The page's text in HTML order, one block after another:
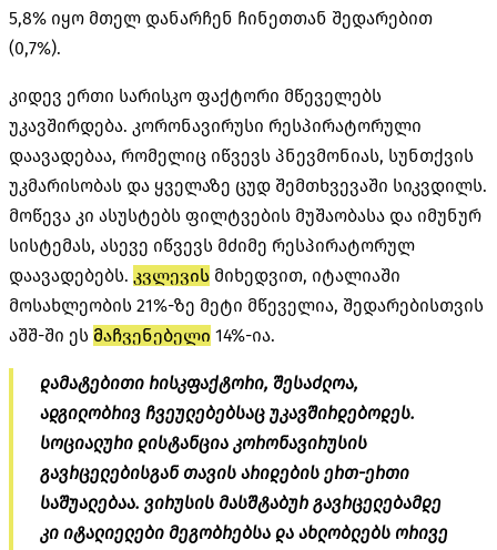
5,8% იყო მთელ დანარჩენ ჩინეთთან შედარებით
(0,7%).
კიდევ ერთი სარისკო ფაქტორი მწეველებს
უკავშირდება. კორონავირუსი რესპირატორული
დაავადებაა, რომელიც იწვევს პნევმონიას, სუნთქვის
უკმარისობას და ყველაზე ცუდ შემთხვევაში სიკვდილს.
მოწევა კი ასუსტებს ფილტვების მუშაობასა და იმუნურ
სისტემას, ასევე იწვევს მძიმე რესპირატორულ
დაავადებებს. კვლევის მიხედვით, იტალიაში
მოსახლეობის 21%-ზე მეტი მწეველია, შედარებისთვის
აშშ-ში ეს მაჩვენებელი 14%-ია.
დამატებითი რისკფაქტორი, შესაძლოა,
ადგილობრივ ჩვეულებებსაც უკავშირდებოდეს.
სოციალური დისტანცია კორონავირუსის
გავრცელებისგან თავის არიდების ერთ-ერთი
საშუალებაა. ვირუსის მასშტაბურ გავრცელებამდე
კი იტალიელები მეგობრებსა და ახლობლებს ორივე